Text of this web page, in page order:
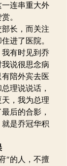
连串重大外
。
长，而关注
进了医院。
有时见到乔
说很思念病
陪外宾去医
理说说话，
，我为总理
后的合影，
是乔冠华积
”的人，不擅